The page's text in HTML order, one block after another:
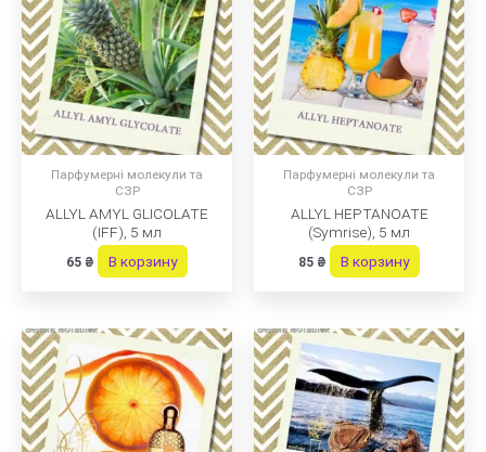
Парфумерні молекули та
СЗР
ALLYL AMYL GLICOLATE
(IFF), 5 мл
65 ₴ В корзину
Парфумерні молекули та
СЗР
ALLYL HEPTANOATE
(Symrise), 5 мл
85 ₴ В корзину